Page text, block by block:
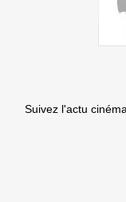
Suivez l'actu